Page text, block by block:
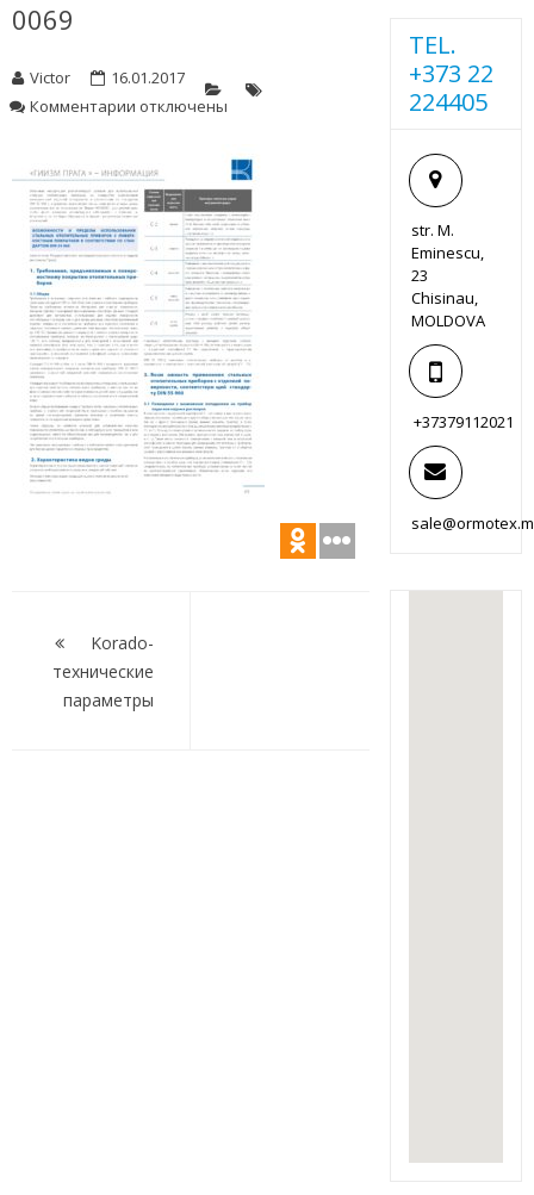
0069
Victor
16.01.2017
Комментарии котключены
записям
Korado-
технические
параметры
TEL.
+373 22
224405
str. M.
Eminescu,
23
Chisinau,
MOLDOVA
+37379112021